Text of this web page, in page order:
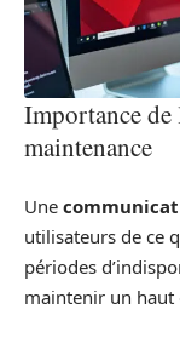
Importance
maintenance
Une
utilisateurs de ce
périodes
maintenir un haut